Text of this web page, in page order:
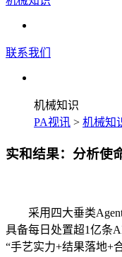
联系我们
机械知识
PA视讯 > 机械知
实和结果：分析使
采用四大垂类Agent
具备每日处置超1亿条
“手艺实力+结果落地+